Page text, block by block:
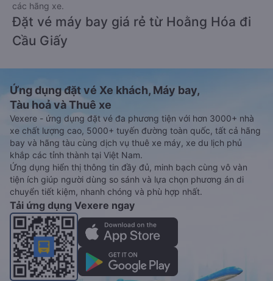
các hãng xe.
Đặt vé máy bay giá rẻ từ Hoằng Hóa đi
Cầu Giấy
Ứng dụng đặt vé Xe khách, Máy bay,
Tàu hoả và Thuê xe
Vexere - ứng dụng đặt vé đa phương tiện với hơn 3000+ nhà
xe chất lượng cao, 5000+ tuyến đường toàn quốc, tất cả hãng
bay và hãng tàu cùng dịch vụ thuê xe máy, xe du lịch phủ
khắp các tỉnh thành tại Việt Nam.
Ứng dụng hiển thị thông tin đầy đủ, minh bạch cùng vô vàn
tiện ích giúp người dùng so sánh và lựa chọn phương án di
chuyển tiết kiệm, nhanh chóng và phù hợp nhất.
Tải ứng dụng Vexere ngay